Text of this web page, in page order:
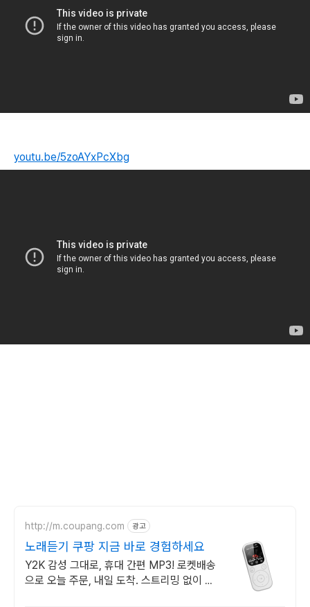
youtu.be/5zoAYxPcXbg
http://m.coupang.com 광고
노래듣기 쿠팡 지금 바로 경험하세요
Y2K 감성 그대로, 휴대 간편 MP3! 로켓배송
으로 오늘 주문, 내일 도착. 스트리밍 없이 나